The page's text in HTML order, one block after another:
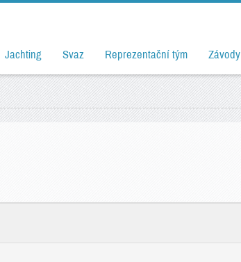
Jachting Svaz Reprezentační tým Závody